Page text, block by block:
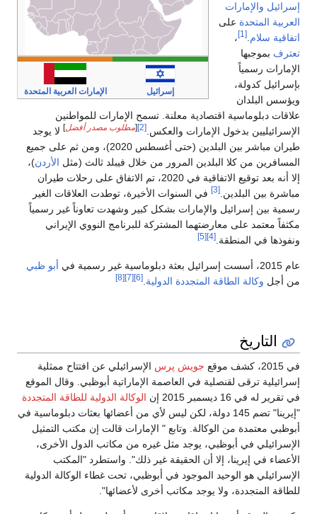
إسرائيل الإمارات العربية المتحدة
إسرائيل والإمارات
العربية المتحدة على
اتفاقية سلام [1]
،
تعترف بموجبها
الإمارات رسمياً
بإسرائيل كدولة،
ويؤسس البلدان
علاقات دبلوماسية اقتصادية معلنة. تسمح الإمارات للمواطنين
الإسرائيليين بدخول الإمارات والعكس. [2]
[مطلوب مصدر أفضل] لا يوجد
طيران مباشر بين البلدين (حتى أغسطس 2020)، ومن ثم على جميع
المسافرين من كلا البلدين المرور من خلال فيبلد ثالث (مثل الأردن)،
إلا أنه بعد توقيع الاتفاقية في 2020، تم الاتفاق على رحلات طيران
مباشرة بين البلدين. [3]
في السنوات الأخيرة، توطدت العلاقات الغير
رسمية بين إسرائيل والإمارات بشكل كبير وشهدت تعاوناً غير رسمياً
مكثفاً معتمد على معارضتهما المشتركة للبرنامج النووي الإيراني
ونفوذها في المنطقة. [4]
[5]
عام 2015، أسست إسرائيل بعثة دبلوماسية غير رسمية في
أبو ظبي
من أجل وكالة الطاقة المتجددة الدولية [6]
[7]
[8]
التاريخ
في 2015، كشف موقع جويش پرس الإسرائيلي عن افتتاح ممثلية
إسرائيلية ترقى لقنصلية في العاصمة الإماراتية أبوظبي. وقال الموقع
في تقرير له في 16 ديسمبر 2015 إن
الوكالة الدولية للطاقة المتجددة
"إيرينا" تضم 145 دولة، لكن ليس لأي من أعضائها بعثات دبلوماسية في
أبوظبي معتمدة من الوكالة. وتابع " الإمارات قالت إن مكتب التمثيل
الإسرائيلي في أبوظبي، يوجد مثل غيره من مكاتب الدول الأخرى،
الأعضاء في إيرينا، إلا أن الحقيقة غير ذلك". واستطرد "المكتب
الإسرائيلي هو الوحيد الموجود في أبوظبي، تحت غطاء الوكالة الدولية
للطاقة المتجددة، ولا يوجد مكاتب أخرى لأعضائها".